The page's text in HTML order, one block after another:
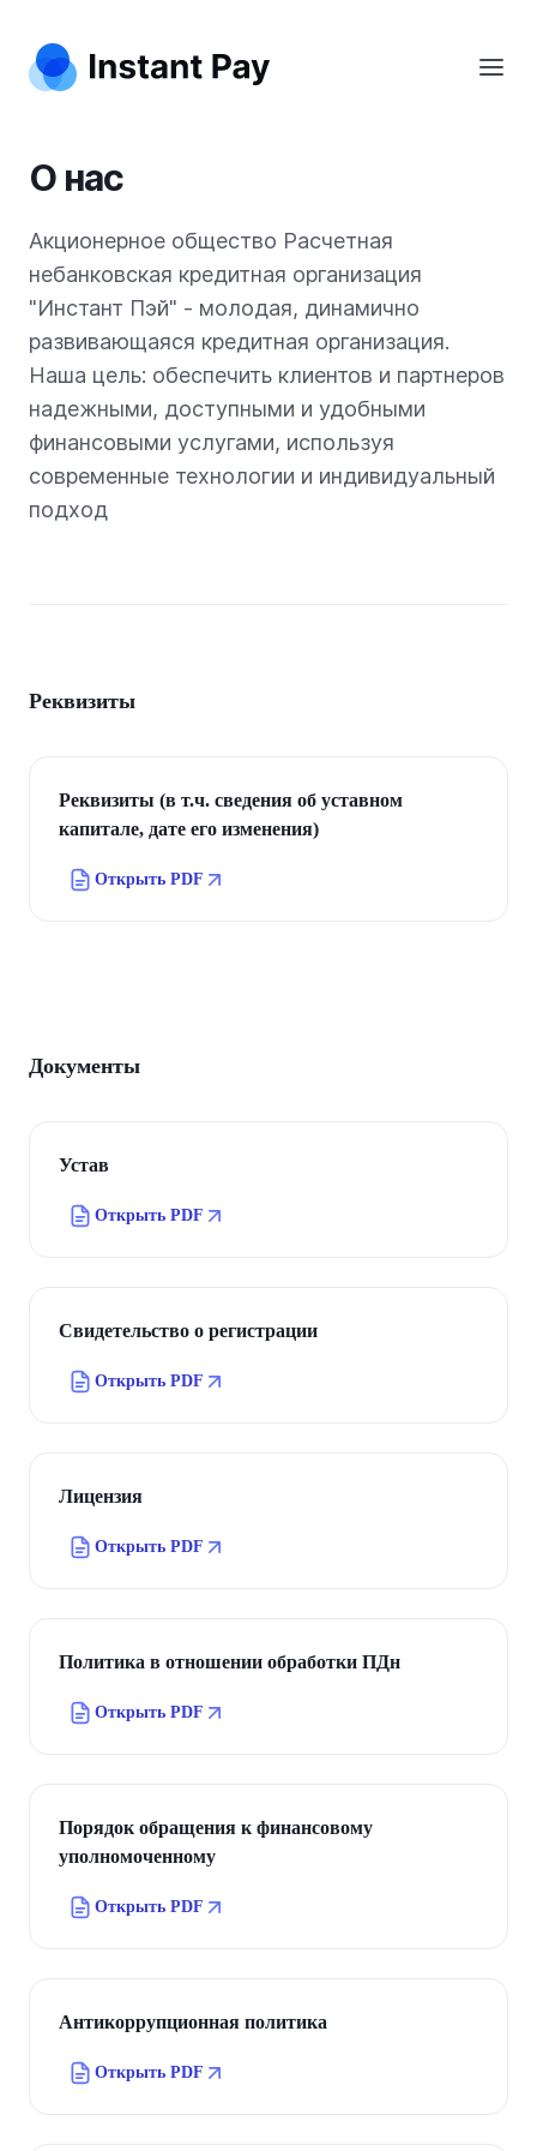
О нас
Акционерное общество Расчетная
небанковская кредитная организация
"Инстант Пэй" - молодая, динамично
развивающаяся кредитная организация.
Наша цель: обеспечить клиентов и партнеров
надежными, доступными и удобными
финансовыми услугами, используя
современные технологии и индивидуальный
подход
Реквизиты
Реквизиты (в т.ч. сведения об уставном
капитале, дате его изменения)
Открыть PDF
Документы
Устав
Открыть PDF
Свидетельство о регистрации
Открыть PDF
Лицензия
Открыть PDF
Политика в отношении обработки ПДн
Открыть PDF
Порядок обращения к финансовому
уполномоченному
Открыть PDF
Антикоррупционная политика
Открыть PDF